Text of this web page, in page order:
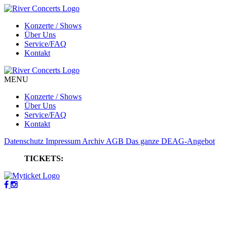
Konzerte / Shows
Über Uns
Service/FAQ
Kontakt
MENU
Konzerte / Shows
Über Uns
Service/FAQ
Kontakt
Datenschutz Impressum Archiv AGB Das ganze DEAG-Angebot
TICKETS: